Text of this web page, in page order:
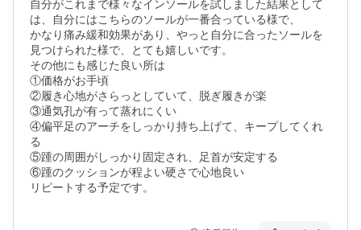
自分がこれまで様々なインソールを試しました結果として
は、自分にはこちらのソールが一番合っている様で、
かなり痛み緩和効果があり、やっと自分に合ったソールを
見つけられた様で、とても嬉しいです。
その他にも感じた良い所は
①価格がお手頃
②履き心地がさらっとしていて、脱ぎ履きが楽
③通気孔が有って蒸れにくい
④偏平足のアーチをしっかり持ち上げて、キープしてくれ
る
⑤踵の周囲がしっかり固定され、足首が安定する
⑥踵のクッションが程よい硬さで心地良い
リピートする予定です。